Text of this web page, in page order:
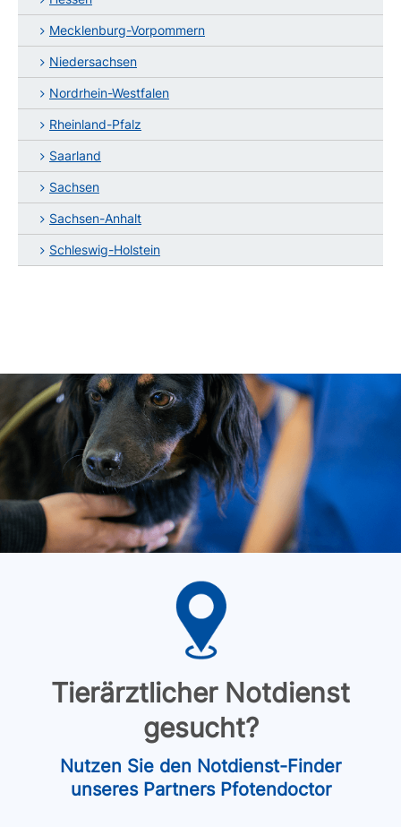
Mecklenburg-Vorpommern
Niedersachsen
Nordrhein-Westfalen
Rheinland-Pfalz
Saarland
Sachsen
Sachsen-Anhalt
Schleswig-Holstein
Tierärztlicher Notdienst
gesucht?
Nutzen Sie den Notdienst-Finder
unseres Partners Pfotendoctor